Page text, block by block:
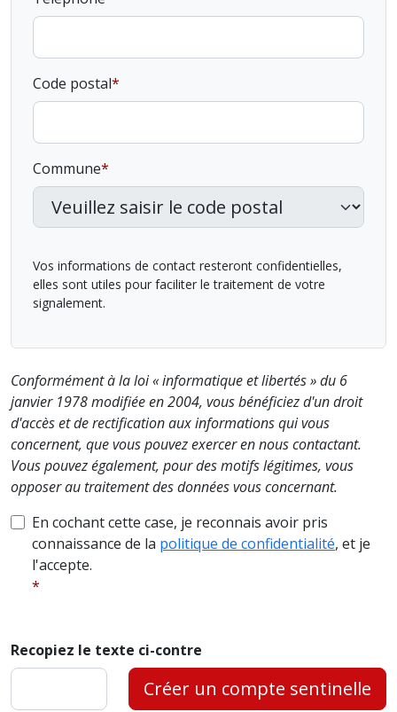
Code postal
Commune
Vos informations de contact resteront confidentielles,
elles sont utiles pour faciliter le traitement de votre
signalement.
Conformément à la loi « informatique et libertés » du 6
janvier 1978 modifiée en 2004, vous bénéficiez d'un droit
d'accès et de rectification aux informations qui vous
concernent, que vous pouvez exercer en nous contactant.
Vous pouvez également, pour des motifs légitimes, vous
opposer au traitement des données vous concernant.
En cochant cette case, je reconnais avoir pris
connaissance de la politique de confidentialité, et je
l'accepte.
Recopiez le texte ci-contre
Créer un compte sentinelle